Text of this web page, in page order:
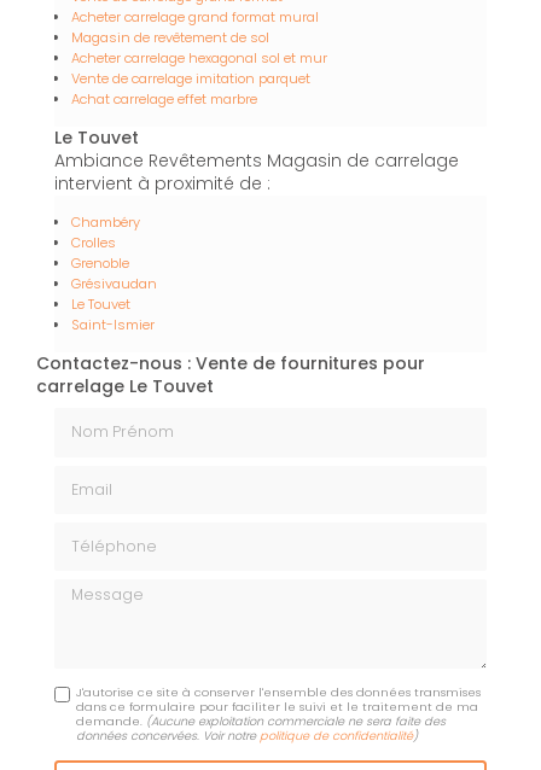
Acheter carrelage grand format mural
Magasin de revêtement de sol
Acheter carrelage hexagonal sol et mur
Vente de carrelage imitation parquet
Achat carrelage effet marbre
Le Touvet
Ambiance Revêtements Magasin de carrelage
intervient à proximité de :
Chambéry
Crolles
Grenoble
Grésivaudan
Le Touvet
Saint-Ismier
Contactez-nous : Vente de fournitures pour
carrelage Le Touvet
Message
J'autorise ce site à conserver l'ensemble des données transmises
dans ce formulaire pour faciliter le suivi et le traitement de ma
demande. (Aucune exploitation commerciale ne sera faite des
données concervées. Voir notre politique de confidentialité)